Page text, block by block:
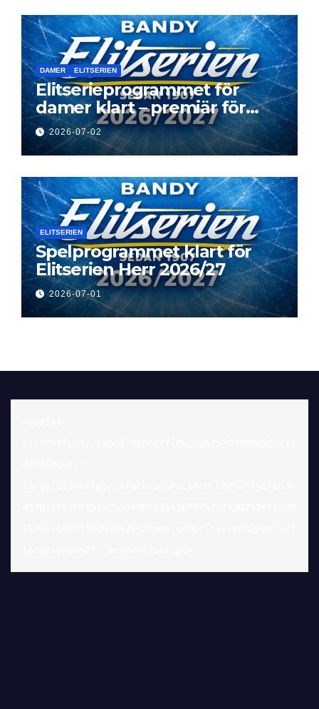
DAMER ELITSERIEN
Elitserieprogrammet för
damer klart – premiär för
Next Level
2026-07-02
ELITSERIEN
Spelprogrammet klart för
Elitserien Herr 2026/27
2026-07-01